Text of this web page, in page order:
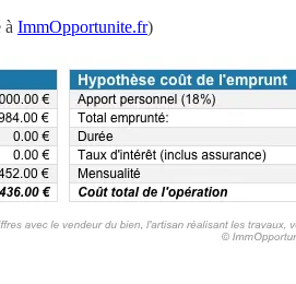
à ImmOpportunite.fr)